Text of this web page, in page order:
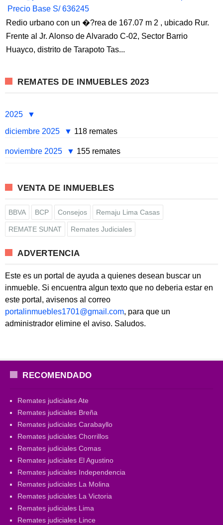
Precio Base S/ 636245
Redio urbano con un �?rea de 167.07 m 2 , ubicado Rur.
Frente al Jr. Alonso de Alvarado C-02, Sector Barrio
Huayco, distrito de Tarapoto Tas...
REMATES DE INMUEBLES 2023
2025
diciembre 2025
118 remates
noviembre 2025 155 remates
VENTA DE INMUEBLES
BBVA BCP Consejos Remaju Lima Casas
REMATE SUNAT Remates Judiciales
ADVERTENCIA
Este es un portal de ayuda a quienes desean buscar un
inmueble. Si encuentra algun texto que no deberia estar en
este portal, avisenos al correo
portalinmuebles1701@gmail.com, para que un
administrador elimine el aviso. Saludos.
RECOMENDADO
Remates judiciales Ate
Remates judiciales Breña
Remates judiciales Carabayllo
Remates judiciales Chorrillos
Remates judiciales Comas
Remates judiciales El Agustino
Remates judiciales Independencia
Remates judiciales La Molina
Remates judiciales La Victoria
Remates judiciales Lima
Remates judiciales Lince